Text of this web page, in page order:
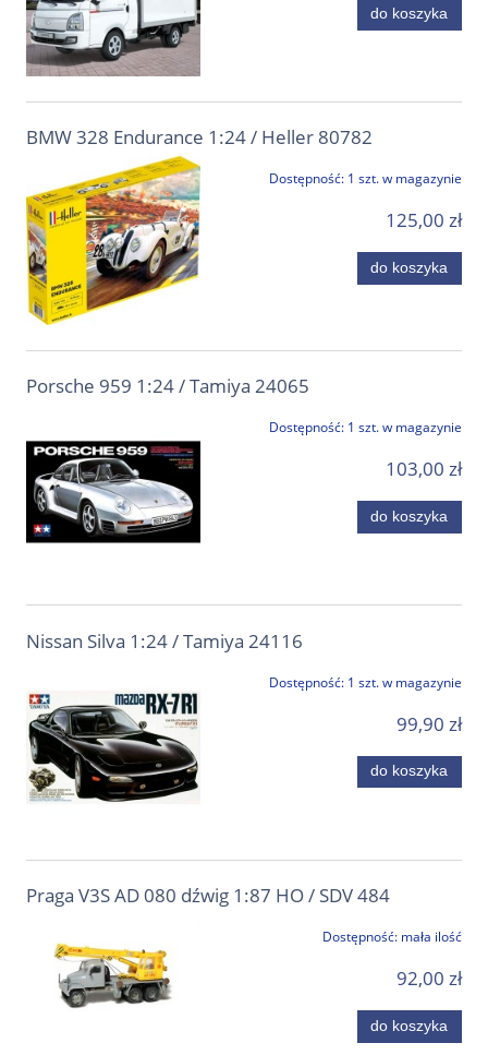
do koszyka
BMW 328 Endurance 1:24 / Heller 80782
Dostępność: 1 szt. w magazynie
125,00 zł
do koszyka
Porsche 959 1:24 / Tamiya 24065
Dostępność: 1 szt. w magazynie
103,00 zł
do koszyka
Nissan Silva 1:24 / Tamiya 24116
Dostępność: 1 szt. w magazynie
99,90 zł
do koszyka
Praga V3S AD 080 dźwig 1:87 HO / SDV 484
Dostępność: mała ilość
92,00 zł
do koszyka